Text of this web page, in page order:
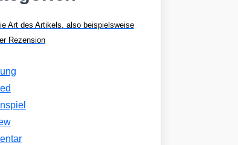
Art des Artikels, also beispielsweise
Rezension